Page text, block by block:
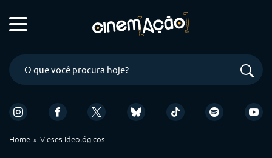
Home Vieses Ideológicos